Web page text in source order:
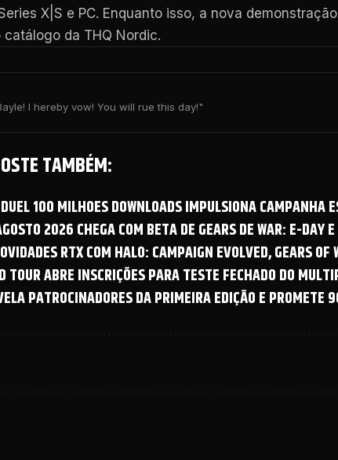
X|S e PC. Enquanto isso, a nova
da THQ Nordic.
I hereby vow! You will rue this day!"
TAMBÉM:
100 MILHOES DOWNLOADS IMPULSIONA CAMPANHA
2026 CHEGA COM BETA DE GEARS DE WAR: E-DAY
RTX COM HALO: CAMPAIGN EVOLVED, GEARS
TOUR ABRE INSCRIÇÕES PARA TESTE FECHADO DO
PATROCINADORES DA PRIMEIRA EDIÇÃO E PROMETE